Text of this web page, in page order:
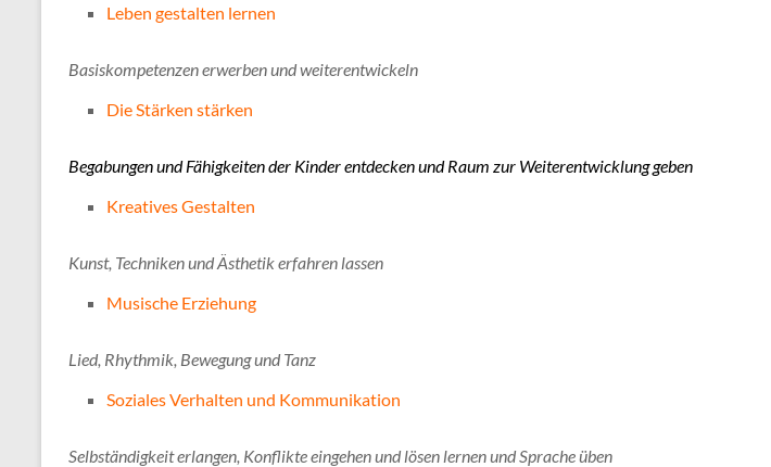
Leben gestalten lernen
Basiskompetenzen erwerben und weiterentwickeln
Die Stärken stärken
Begabungen und Fähigkeiten der Kinder entdecken und Raum zur Weiterentwicklung geben
Kreatives Gestalten
Kunst, Techniken und Ästhetik erfahren lassen
Musische Erziehung
Lied, Rhythmik, Bewegung und Tanz
Soziales Verhalten und Kommunikation
Selbständigkeit erlangen, Konflikte eingehen und lösen lernen und Sprache üben